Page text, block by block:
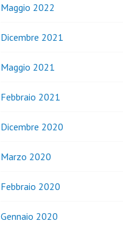
Maggio 2022
Dicembre 2021
Maggio 2021
Febbraio 2021
Dicembre 2020
Marzo 2020
Febbraio 2020
Gennaio 2020